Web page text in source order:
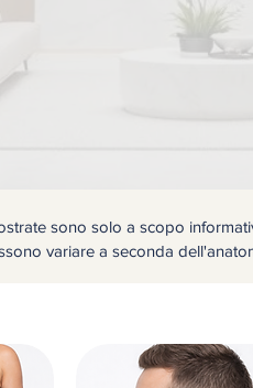
sono solo a scopo
variare a seconda